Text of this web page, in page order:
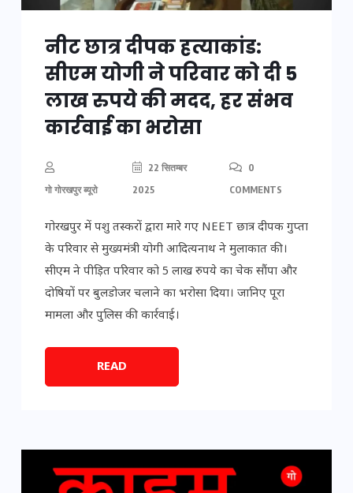
नीट छात्र दीपक हत्याकांड:
सीएम योगी ने परिवार को दी 5
लाख रुपये की मदद, हर संभव
कार्रवाई का भरोसा
गो गोरखपुर ब्यूरो
22 सितम्बर
2025
0
COMMENTS
गोरखपुर में पशु तस्करों द्वारा मारे गए NEET छात्र दीपक गुप्ता
के परिवार से मुख्यमंत्री योगी आदित्यनाथ ने मुलाकात की।
सीएम ने पीड़ित परिवार को 5 लाख रुपये का चेक सौंपा और
दोषियों पर बुलडोजर चलाने का भरोसा दिया। जानिए पूरा
मामला और पुलिस की कार्रवाई।
READ